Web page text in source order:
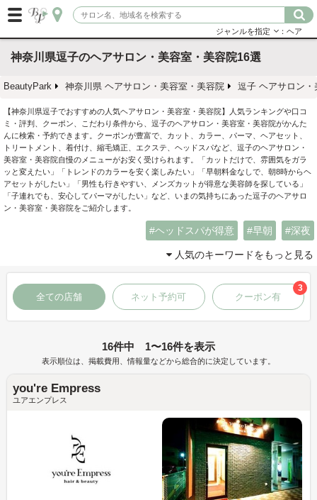
ジャンルを指定 ：ヘア
神奈川県逗子のヘアサロン・美容室・美容院16選
BeautyPark 神奈川県 ヘアサロン・美容室・美容院 逗子 ヘアサロン・
【神奈川県逗子でおすすめの人気ヘアサロン・美容室・美容院】人気ランキングや口コ
ミ・評判、クーポン、こだわり条件から、逗子のヘアサロン・美容室・美容院がかんた
んに検索・予約できます。クーポンが豊富で、カット、カラー、パーマ、ヘアセット、
トリートメント、着付け、縮毛矯正、エクステ、ヘッドスパなど、逗子のヘアサロン・
美容室・美容院自慢のメニューがお安く受けられます。「カットだけで、雰囲気をガラ
ッと変えたい」「トレンドのカラーを安く楽しみたい」「早朝料金なしで、朝8時からヘ
アセットがしたい」「男性も行きやすい、メンズカットが得意な美容師を探している」
「子連れでも、安心してパーマがしたい」など、いまの気持ちにあった逗子のヘアサロ
ン・美容室・美容院をご紹介します。
ヘッドスパが得意 早朝 深夜
人気のキーワードをもっと見る
全ての店舗 ネット予約可 クーポン有
3
16件中 1〜16件を表示
表示順位は、掲載費用、情報量などから総合的に決定しています。
you're Empress
ユアエンプレス